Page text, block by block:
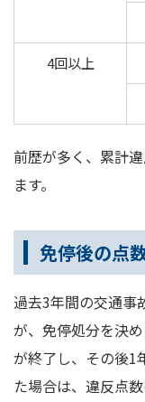
4回以上
前歴が多く、累計
ます。
免停後の点
過去3年間の交通事
が、免停処分を決
が終了し、その後1
た場合は、違反点